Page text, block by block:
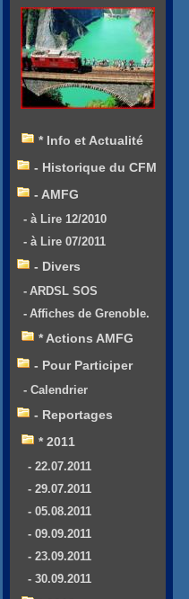
* Info et Actualité
- Historique du CFM
- AMFG
- à Lire 12/2010
- à Lire 07/2011
- Divers
- ARDSL SOS
- Affiches de Grenoble.
* Actions AMFG
- Pour Participer
- Calendrier
- Reportages
* 2011
- 22.07.2011
- 29.07.2011
- 05.08.2011
- 09.09.2011
- 23.09.2011
- 30.09.2011